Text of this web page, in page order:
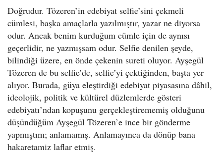
Doğrudur. Tözeren’in edebiyat selfie’sini çekmeli
cümlesi, başka amaçlarla yazılmıştır, yazar ne diyorsa
odur. Ancak benim kurduğum cümle için de aynısı
geçerlidir, ne yazmışsam odur. Selfie denilen şeyde,
bilindiği üzere, en önde çekenin sureti oluyor. Ayşegül
Tözeren de bu selfie’de, selfie’yi çektiğinden, başta yer
alıyor. Burada, güya eleştirdiği edebiyat piyasasına dâhil,
ideolojik, politik ve kültürel düzlemlerde gösteri
edebiyatı’ndan kopuşunu gerçekleştirememiş olduğunu
düşündüğüm Ayşegül Tözeren’e ince bir gönderme
yapmıştım; anlamamış. Anlamayınca da dönüp bana
hakaretamiz laflar etmiş.